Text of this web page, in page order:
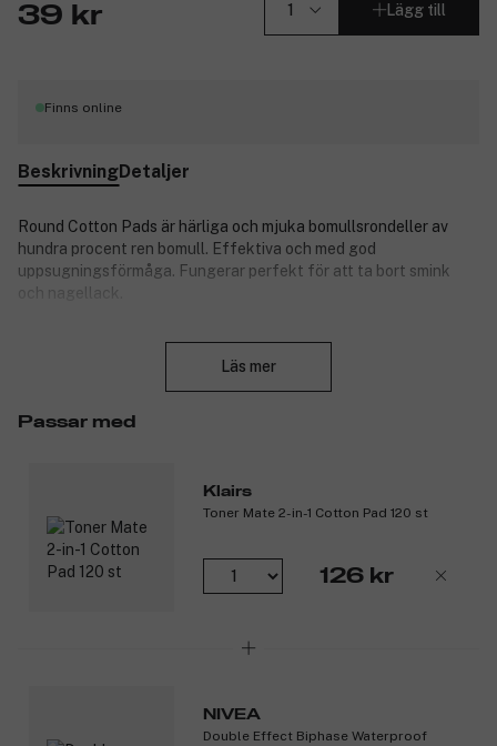
39 kr Lägg till
Finns online
BeskrivningDetaljer
Round Cotton Pads är härliga och mjuka bomullsrondeller av
hundra procent ren bomull. Effektiva och med god
uppsugningsförmåga. Fungerar perfekt för att ta bort smink
Läs mer
Passar med
Klairs
Toner Mate 2-in-1 Cotton Pad 120 st
126 kr
NIVEA
Double Effect Biphase Waterproof